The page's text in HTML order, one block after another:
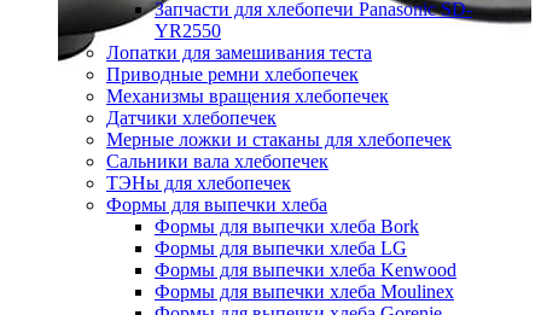
Запчасти для хлебопечи Panasonic SD-
YR2550
Лопатки для замешивания теста
Приводные ремни хлебопечек
Механизмы вращения хлебопечек
Датчики хлебопечек
Мерные ложки и стаканы для хлебопечек
Сальники вала хлебопечек
ТЭНы для хлебопечек
Формы для выпечки хлеба
Формы для выпечки хлеба Bork
Формы для выпечки хлеба LG
Формы для выпечки хлеба Kenwood
Формы для выпечки хлеба Moulinex